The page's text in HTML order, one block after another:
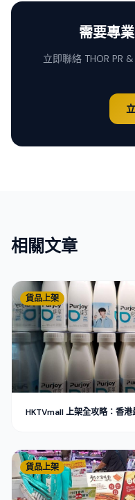
需要專
立即聯絡 THOR PR
相關文章
貨品上架
HKTVmall 上架全攻略：香
貨品上架